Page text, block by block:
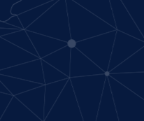
Italian
Japanese
Kannada